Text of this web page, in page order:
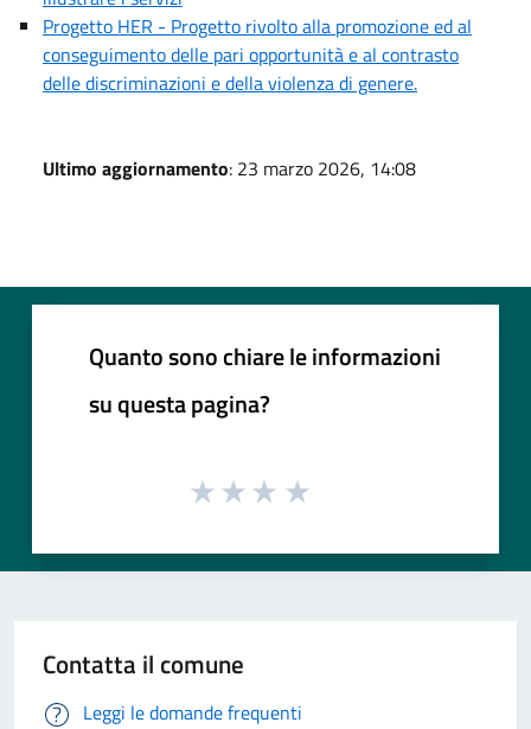
Progetto HER - Progetto rivolto alla promozione ed al
conseguimento delle pari opportunità e al contrasto
delle discriminazioni e della violenza di genere.
Ultimo aggiornamento: 23 marzo 2026, 14:08
Quanto sono chiare le informazioni
su questa pagina?
Contatta il comune
Leggi le domande frequenti